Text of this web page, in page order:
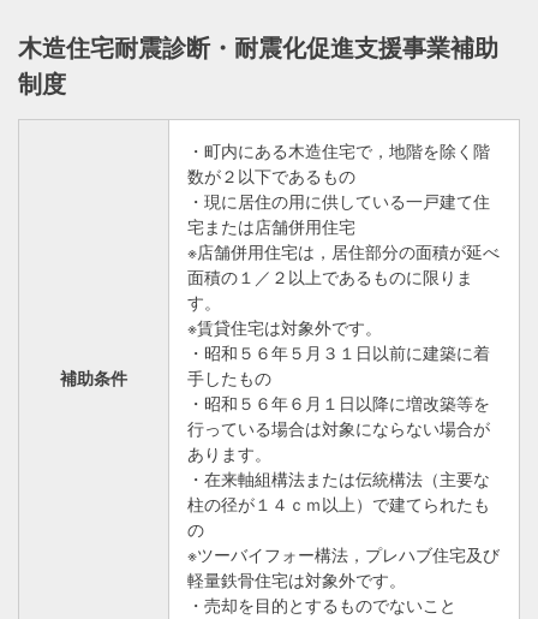
木造住宅耐震診断・耐震化促進支援事業補助
制度
補助条件
・町内にある木造住宅で，地階を除く階
数が２以下であるもの
・現に居住の用に供している一戸建て住
宅または店舗併用住宅
※店舗併用住宅は，居住部分の面積が延べ
面積の１／２以上であるものに限りま
す。
※賃貸住宅は対象外です。
・昭和５６年５月３１日以前に建築に着
手したもの
・昭和５６年６月１日以降に増改築等を
行っている場合は対象にならない場合が
あります。
・在来軸組構法または伝統構法（主要な
柱の径が１４ｃｍ以上）で建てられたも
の
※ツーバイフォー構法，プレハブ住宅及び
軽量鉄骨住宅は対象外です。
・売却を目的とするものでないこと